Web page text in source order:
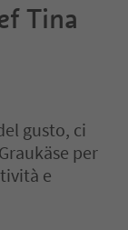
Tina
gusto, ci
per
e